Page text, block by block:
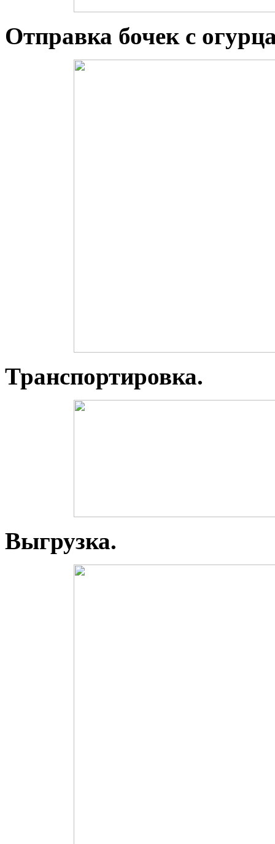
Отправка бочек с
Транспортировка.
Выгрузка.